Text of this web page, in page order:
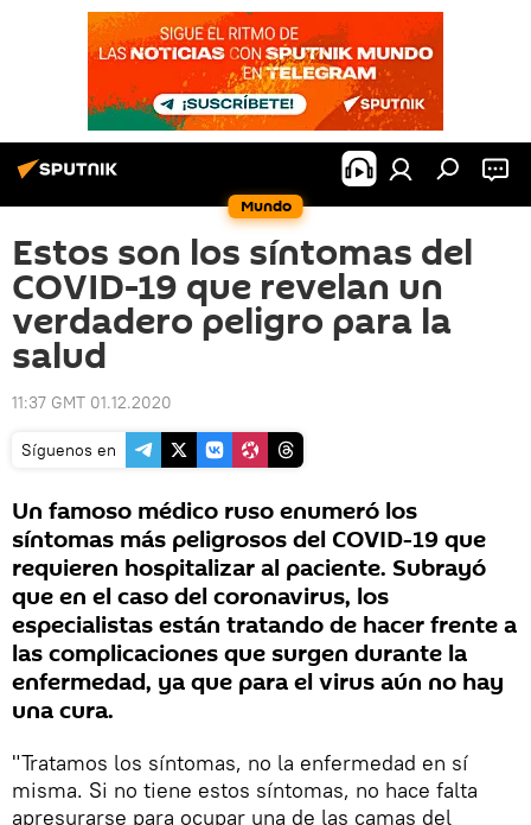
Mundo
Estos son los síntomas del
COVID-19 que revelan un
verdadero peligro para la
salud
11:37 GMT 01.12.2020
Síguenos en
Un famoso médico ruso enumeró los
síntomas más peligrosos del COVID-19 que
requieren hospitalizar al paciente. Subrayó
que en el caso del coronavirus, los
especialistas están tratando de hacer frente a
las complicaciones que surgen durante la
enfermedad, ya que para el virus aún no hay
una cura.
"Tratamos los síntomas, no la enfermedad en sí
misma. Si no tiene estos síntomas, no hace falta
apresurarse para ocupar una de las camas del